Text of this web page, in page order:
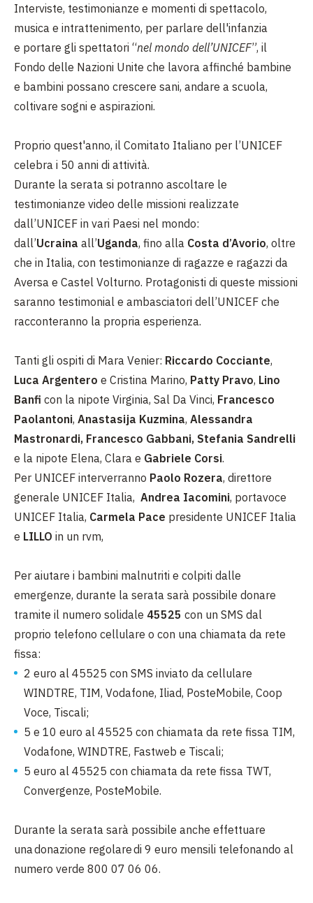
Interviste, testimonianze e momenti di spettacolo,
musica e intrattenimento, per parlare dell'infanzia
e portare gli spettatori “nel mondo dell’UNICEF”, il
Fondo delle Nazioni Unite che lavora affinché bambine
e bambini possano crescere sani, andare a scuola,
coltivare sogni e aspirazioni.
Proprio quest'anno, il Comitato Italiano per l’UNICEF
celebra i 50 anni di attività.
Durante la serata si potranno ascoltare le
testimonianze video delle missioni realizzate
dall’UNICEF in vari Paesi nel mondo:
dall’Ucraina all’Uganda, fino alla Costa d’Avorio, oltre
che in Italia, con testimonianze di ragazze e ragazzi da
Aversa e Castel Volturno. Protagonisti di queste missioni
saranno testimonial e ambasciatori dell’UNICEF che
racconteranno la propria esperienza.
Tanti gli ospiti di Mara Venier: Riccardo Cocciante,
Luca Argentero e Cristina Marino, Patty Pravo, Lino
Banfi con la nipote Virginia, Sal Da Vinci, Francesco
Paolantoni, Anastasija Kuzmina, Alessandra
Mastronardi, Francesco Gabbani, Stefania Sandrelli
e la nipote Elena, Clara e Gabriele Corsi.
Per UNICEF interverranno Paolo Rozera, direttore
generale UNICEF Italia, Andrea Iacomini, portavoce
UNICEF Italia, Carmela Pace presidente UNICEF Italia
e LILLO in un rvm,
Per aiutare i bambini malnutriti e colpiti dalle
emergenze, durante la serata sarà possibile donare
tramite il numero solidale 45525 con un SMS dal
proprio telefono cellulare o con una chiamata da rete
fissa:
2 euro al 45525 con SMS inviato da cellulare
WINDTRE, TIM, Vodafone, Iliad, PosteMobile, Coop
Voce, Tiscali;
5 e 10 euro al 45525 con chiamata da rete fissa TIM,
Vodafone, WINDTRE, Fastweb e Tiscali;
5 euro al 45525 con chiamata da rete fissa TWT,
Convergenze, PosteMobile.
Durante la serata sarà possibile anche effettuare
una donazione regolare di 9 euro mensili telefonando al
numero verde 800 07 06 06.